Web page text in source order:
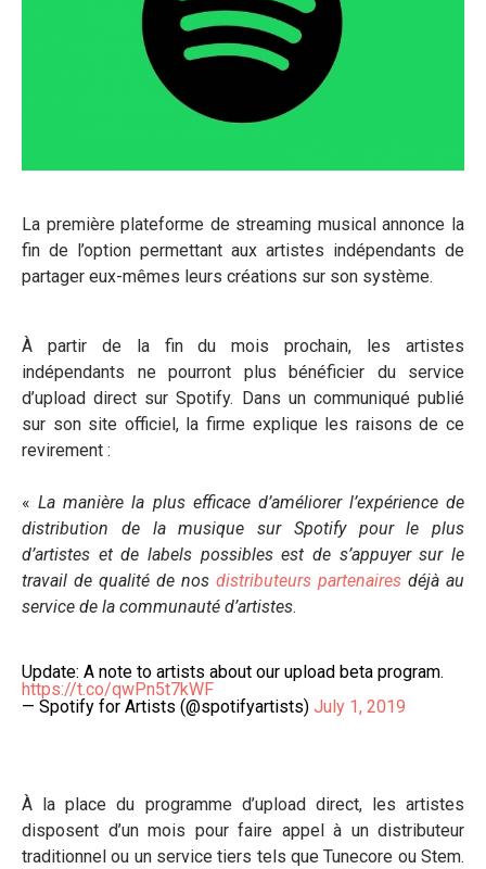
La première plateforme de streaming musical annonce la
fin de l’option permettant aux artistes indépendants de
partager eux-mêmes leurs créations sur son système.
À partir de la fin du mois prochain, les artistes
indépendants ne pourront plus bénéficier du service
d’upload direct sur Spotify. Dans un communiqué publié
sur son site officiel, la firme explique les raisons de ce
revirement :
« La manière la plus efficace d’améliorer l’expérience de
distribution de la musique sur Spotify pour le plus
d’artistes et de labels possibles est de s’appuyer sur le
travail de qualité de nos distributeurs partenaires déjà au
service de la communauté d’artistes.
Update: A note to artists about our upload beta program.
https://t.co/qwPn5t7kWF
— Spotify for Artists (@spotifyartists) July 1, 2019
À la place du programme d’upload direct, les artistes
disposent d’un mois pour faire appel à un distributeur
traditionnel ou un service tiers tels que Tunecore ou Stem.